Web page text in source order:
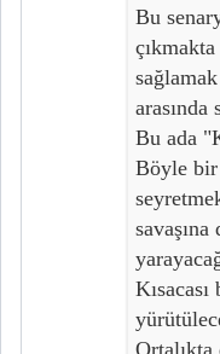
Bu
Bu ada
Böyle